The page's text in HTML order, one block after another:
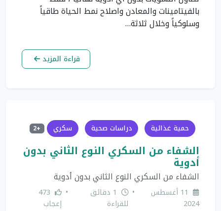
بالفيتامينات والمعادن واصلاح نمط الحياة طاقياً
وسلوكياً وخلال ثلاثة…
قراءة المزيد
حمية غذائية دراسات صحية سكري +2
الشفاء من السكري النوع الثاني بدون
أدوية
الشفاء من السكري النوع الثاني بدون أدوية
11 أغسطس
2024
•
1 دقائق
للقراءة
•
473
إعجاب